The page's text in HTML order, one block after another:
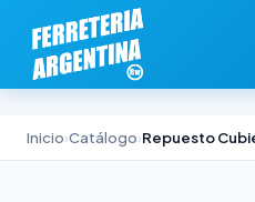
Inicio›Catálogo›